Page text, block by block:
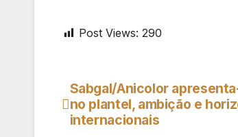
Post Views: 290
Navegação
de
Sabgal/Anicolor
no plantel, ambição e
internacionais